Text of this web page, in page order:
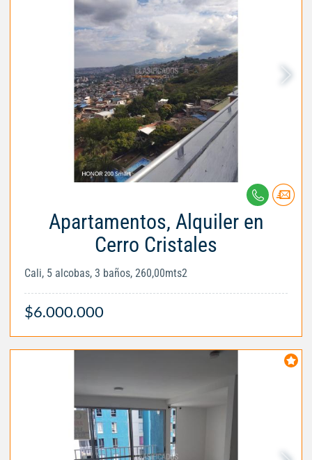
Apartamentos, Alquiler en
Cerro Cristales
Cali, 5 alcobas, 3 baños, 260,00mts2
$6.000.000